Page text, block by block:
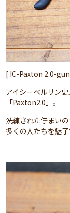
[ IC-Paxton 2.0-
アイシーベルリン
「Paxton2.0」。
洗練された佇まい
多くの人たちを魅